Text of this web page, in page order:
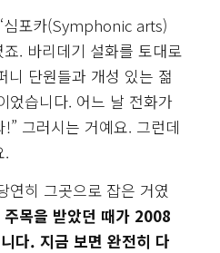
심포카(Symphonic arts)
. 바리데기 설화를 토대로
니 단원들과 개성 있는 젊
었습니다. 어느 날 전화가
그러시는 거예요. 그런데
.
연히 그곳으로 잡은 거였
목을 받았던 때가 2008
다. 지금 보면 완전히 다